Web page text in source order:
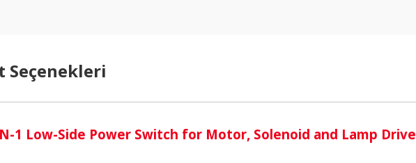
Seçenekleri
1 Low-Side Power Switch for Motor, Solenoid and Lamp Drive